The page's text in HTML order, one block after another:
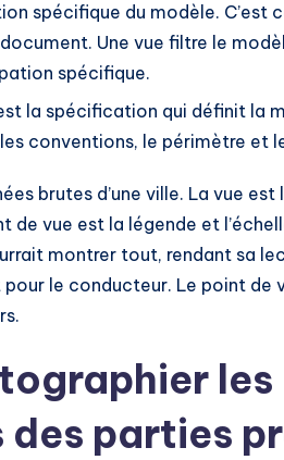
spécifique du modèle. C’est
Une vue filtre le
spécifique.
la spécification qui définit la
conventions, le périmètre et
brutes d’une ville. La vue
de vue est la légende et
montrer tout, rendant sa
le conducteur. Le point de
les
parties